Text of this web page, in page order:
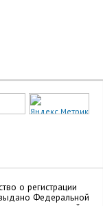
о регистрации
Федеральной